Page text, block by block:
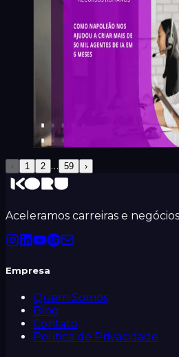
1 2 … 59 ›
Aceleramos carreiras e
Empresa
Quem Somos
Blog
Contato
Política de Privacidade